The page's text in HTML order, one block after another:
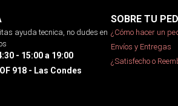
ayuda tecnica, no dudes en
- 15:00 a 19:00
918 - Las Condes
SOBRE TU
¿Cómo hacer un
Envíos y Entregas
¿Satisfecho o